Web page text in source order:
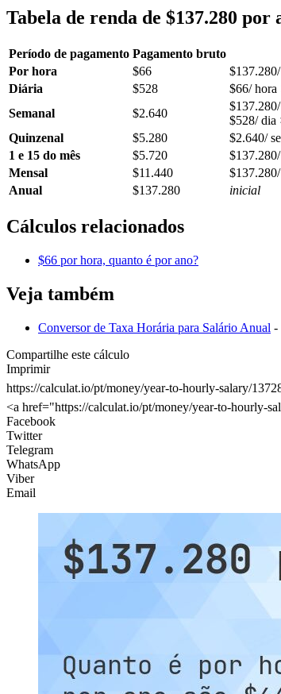
Tabela de renda de $137.280 por
Período de pagamento Pagamento bruto
Por hora
$66
Diária
$528
$66/ hora
Semanal
$2.640
$528/ dia
Quinzenal
$5.280
$2.640/
1 e 15 do mês
$5.720
Mensal
$11.440
Anual
$137.280 inicial
Cálculos relacionados
$66 por hora, quanto é por ano?
Veja também
Conversor de Taxa Horária para Salário Anual -
Compartilhe este cálculo
Imprimir
https://calculat.io/pt/money/year-to-hourly-salary/
<a href="https://calculat.io/pt/money/year-to-hourly-
Facebook
Twitter
Telegram
WhatsApp
Viber
Email